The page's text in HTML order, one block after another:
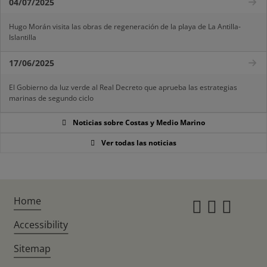
Hugo Morán visita las obras de regeneración de la playa de La Antilla-
Islantilla
17/06/2025
El Gobierno da luz verde al Real Decreto que aprueba las estrategias
marinas de segundo ciclo
Noticias sobre Costas y Medio Marino
Ver todas las noticias
Home
Accessibility
Sitemap